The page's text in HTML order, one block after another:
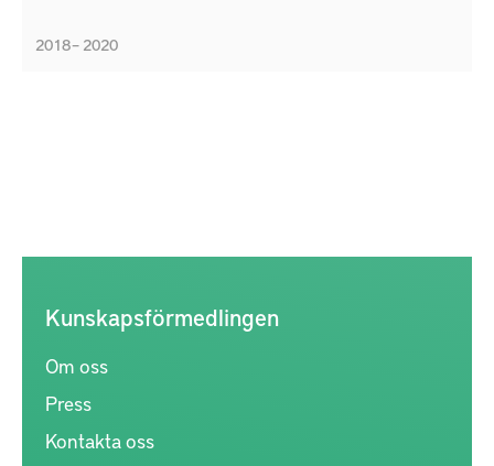
2018 – 2020
Kunskapsförmedlingen
Om oss
Press
Kontakta oss